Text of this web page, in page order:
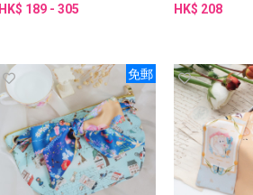
絲巾及絲巾扣盲盒系列
HK$ 189 - 305
巾配絲巾扣 /
HK$ 208
免郵